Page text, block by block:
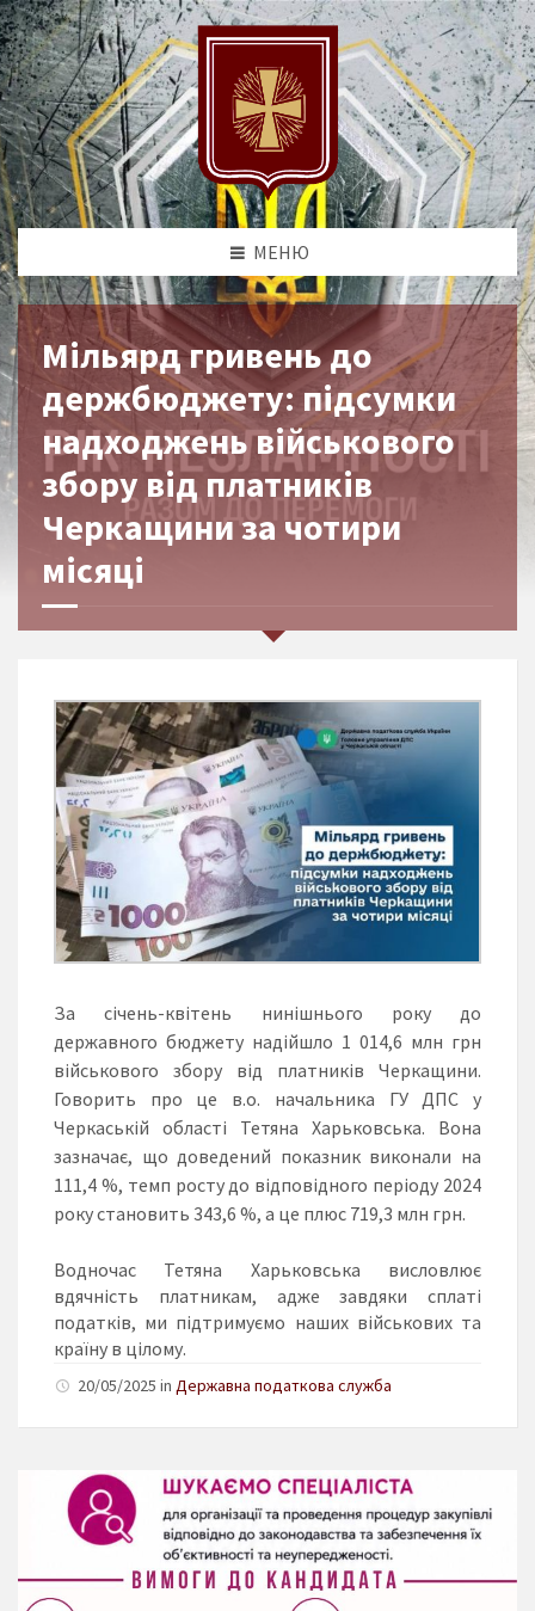
МЕНЮ
Мільярд гривень до
держбюджету: підсумки
надходжень військового
збору від платників
Черкащини за чотири
місяці
За січень-квітень нинішнього року до
державного бюджету надійшло 1 014,6 млн грн
військового збору від платників Черкащини.
Говорить про це в.о. начальника ГУ ДПС у
Черкаській області Тетяна Харьковська. Вона
зазначає, що доведений показник виконали на
111,4 %, темп росту до відповідного періоду 2024
року становить 343,6 %, а це плюс 719,3 млн грн.
Водночас Тетяна Харьковська висловлює
вдячність платникам, адже завдяки сплаті
податків, ми підтримуємо наших військових та
країну в цілому.
20/05/2025 in Державна податкова служба